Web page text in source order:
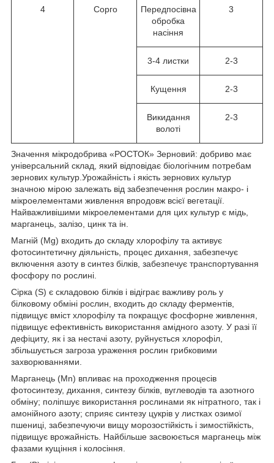
4 Сорго
Передпосівна
обробка
насіння
3
3-4 листки 2-3
Кущення 2-3
Викидання
волоті
2-3
Значення мікродобрива «РОСТОК» Зерновий: добриво має
універсальний склад, який відповідає біологічним потребам
зернових культур.Урожайність і якість зернових культур
значною мірою залежать від забезпечення рослин макро- і
мікроелементами живлення впродовж всієї вегетації.
Найважливішими мікроелементами для цих культур є мідь,
марганець, залізо, цинк та ін.
Магній (Mg) входить до складу хлорофілу та активує
фотосинтетичну діяльність, процес дихання, забезпечує
включення азоту в синтез білків, забезпечує транспортування
фосфору по рослині.
Сірка (S) є складовою білків і відіграє важливу роль у
білковому обміні рослин, входить до складу ферментів,
підвищує вміст хлорофілу та покращує фосфорне живлення,
підвищує ефективність використання амідного азоту. У разі її
дефіциту, як і за нестачі азоту, руйнується хлорофіл,
збільшується загроза ураження рослин грибковими
захворюваннями.
Марганець (Мn) впливає на проходження процесів
фотосинтезу, дихання, синтезу білків, вуглеводів та азотного
обміну; поліпшує використання рослинами як нітратного, так і
амонійного азоту; сприяє синтезу цукрів у листках озимої
пшениці, забезпечуючи вищу морозостійкість і зимостійкість,
підвищує врожайність. Найбільше засвоюється марганець між
фазами кущіння і колосіння.